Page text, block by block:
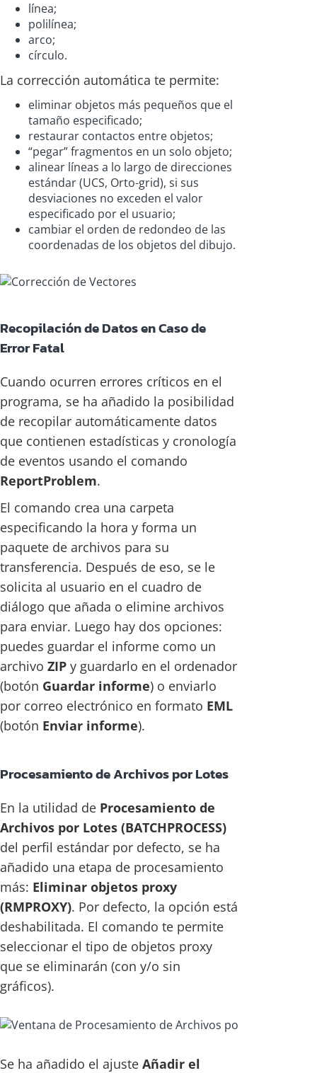
línea;
polilínea;
arco;
círculo.
La corrección automática te permite:
eliminar objetos más pequeños que el
tamaño especificado;
restaurar contactos entre objetos;
“pegar” fragmentos en un solo objeto;
alinear líneas a lo largo de direcciones
estándar (UCS, Orto-grid), si sus
desviaciones no exceden el valor
especificado por el usuario;
cambiar el orden de redondeo de las
coordenadas de los objetos del dibujo.
Recopilación de Datos en Caso de
Error Fatal
Cuando ocurren errores críticos en el
programa, se ha añadido la posibilidad
de recopilar automáticamente datos
que contienen estadísticas y cronología
de eventos usando el comando
ReportProblem.
El comando crea una carpeta
especificando la hora y forma un
paquete de archivos para su
transferencia. Después de eso, se le
solicita al usuario en el cuadro de
diálogo que añada o elimine archivos
para enviar. Luego hay dos opciones:
puedes guardar el informe como un
archivo ZIP y guardarlo en el ordenador
(botón Guardar informe) o enviarlo
por correo electrónico en formato EML
(botón Enviar informe).
Procesamiento de Archivos por Lotes
En la utilidad de Procesamiento de
Archivos por Lotes (BATCHPROCESS)
del perfil estándar por defecto, se ha
añadido una etapa de procesamiento
más: Eliminar objetos proxy
(RMPROXY). Por defecto, la opción está
deshabilitada. El comando te permite
seleccionar el tipo de objetos proxy
que se eliminarán (con y/o sin
gráficos).
Se ha añadido el ajuste Añadir el